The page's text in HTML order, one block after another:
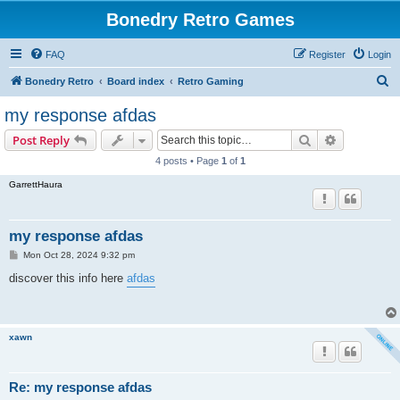
Bonedry Retro Games
FAQ Login
Register
Bonedry Retro Board index Retro Gaming
my response afdas
Post Reply Search
4 posts • Page 1 of 1
GarrettHaura
my response afdas
P
s
Mon Oct 28, 2024 9:32 pm
discover this info here afdas
xawn
Re: my response afdas